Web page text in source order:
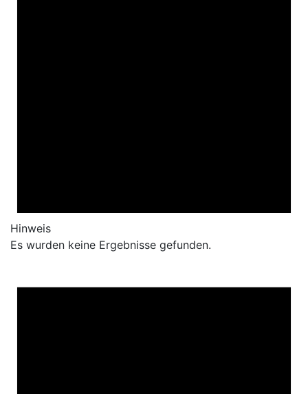
Hinweis
Es wurden keine Ergebnisse gefunden.